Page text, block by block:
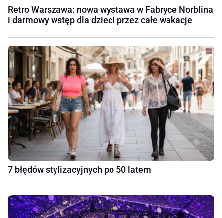
Retro Warszawa: nowa wystawa w Fabryce Norblina
i darmowy wstęp dla dzieci przez całe wakacje
7 błędów stylizacyjnych po 50 latem